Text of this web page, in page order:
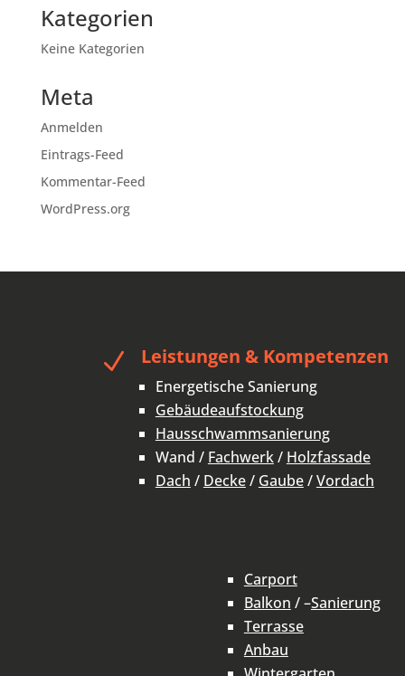
Kategorien
Keine Kategorien
Meta
Anmelden
Eintrags-Feed
Kommentar-Feed
WordPress.org
N Leistungen & Kompetenzen
Energetische Sanierung
Gebäudeaufstockung
Hausschwammsanierung
Wand / Fachwerk/ Holzfassade
Dach / Decke/ Gaube/Vordach
Carport
Balkon / –Sanierung
Terrasse
Anbau